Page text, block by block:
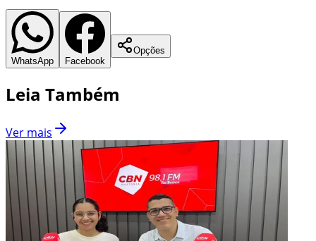
WhatsApp Facebook
Opções
Leia Também
Ver mais